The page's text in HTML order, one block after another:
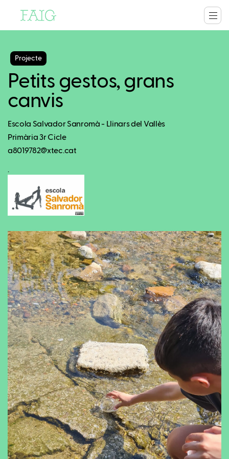
Projecte
Petits gestos, grans
canvis
Escola Salvador Sanromà - Llinars del Vallès
Primària 3r Cicle
a8019782@xtec.cat
.